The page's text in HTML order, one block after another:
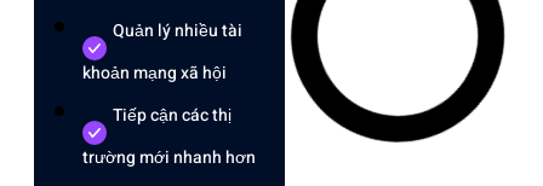
Quản lý nhiều tài
khoản mạng xã hội
Tiếp cận các thị
trường mới nhanh hơn